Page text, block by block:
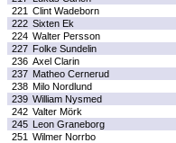
221 Clint Wadeborn
222 Sixten Ek
224 Walter Persson
227 Folke Sundelin
236 Axel Clarin
237 Matheo Cernerud
238 Milo Nordlund
239 William Nysmed
242 Valter Mörk
245 Leon Graneborg
251 Wilmer Norrbo